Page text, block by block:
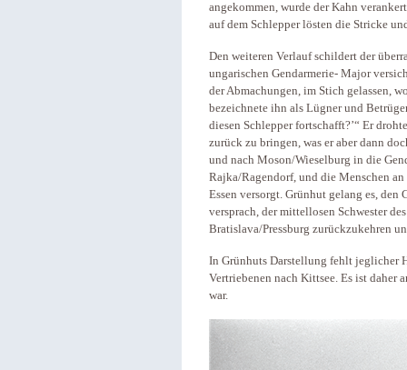
angekommen, wurde der Kahn
auf dem Schlepper lösten die Stricke
Den weiteren Verlauf schildert der
ungarischen Gendarmerie- Major
der Abmachungen, im Stich gelassen,
bezeichnete ihn als Lügner und
diesen Schlepper fortschafft?’“ Er
zurück zu bringen, was er aber dann
und nach Moson/Wieselburg in die
Rajka/Ragendorf, und die Menschen
Essen versorgt. Grünhut gelang es,
versprach, der mittellosen Schwester
Bratislava/Pressburg zurückzukehren
In Grünhuts Darstellung fehlt jeglicher
Vertriebenen nach Kittsee. Es ist daher
war.